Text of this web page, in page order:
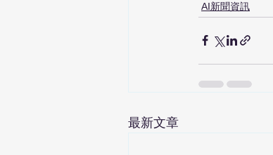
AI新聞資訊
最新文章